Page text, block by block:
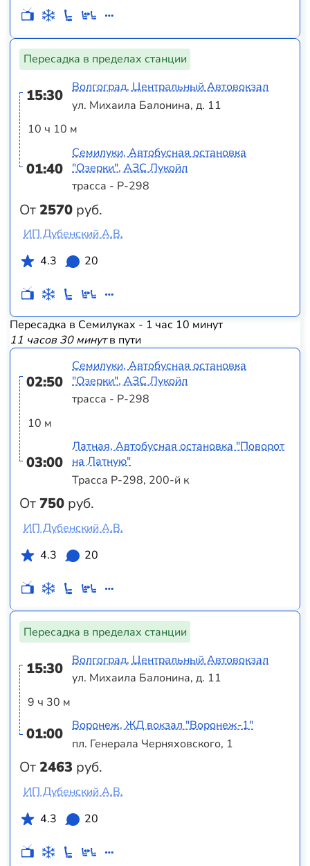
Пересадка в пределах станции
15:30
10 ч 10 м
01:40
От2570 руб.
Волгоград, Центральный Автовокзал
ул. Михаила Балонина, д. 11
Семилуки, Автобусная остановка
"Озерки", АЗС Лукойл
трасса - Р-298
ИП Дубенский А.В.
4.3
20
Пересадка в Семилуках - 1 час 10 минут
11 часов 30 минутв пути
02:50
10 м
03:00
От750 руб.
Семилуки, Автобусная остановка
"Озерки", АЗС Лукойл
трасса - Р-298
Латная, Автобусная остановка "Поворот
на Латную"
Трасса Р-298, 200-й к
ИП Дубенский А.В.
4.3
20
Пересадка в пределах станции
15:30
9 ч 30 м
01:00
От2463 руб.
Волгоград, Центральный Автовокзал
ул. Михаила Балонина, д. 11
Воронеж, ЖД вокзал "Воронеж-1"
пл. Генерала Черняховского, 1
ИП Дубенский А.В.
4.3
20